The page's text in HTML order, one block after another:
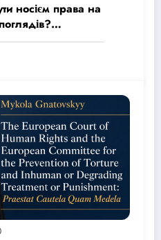
носієм права на
провадження
адвокатів Юрія